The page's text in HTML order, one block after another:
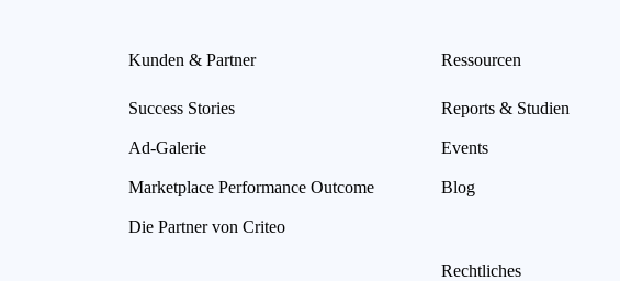
Kunden & Partner
Success Stories
Ad-Galerie
Marketplace Performance Outcome
Die Partner von Criteo
Ressourcen
Reports & Studien
Events
Blog
Rechtliches